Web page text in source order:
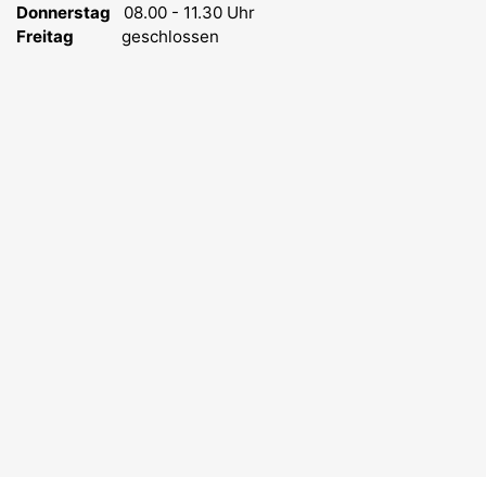
Donnerstag 08.00 - 11.30 Uhr
Freitag geschlossen